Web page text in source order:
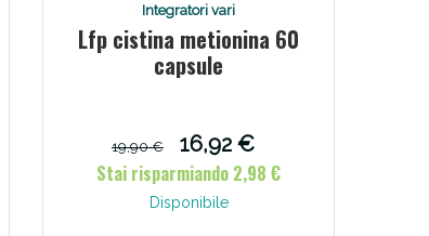
Integratori vari
Lfp cistina metionina 60
capsule
19,90 €
16,92 €
Stai risparmiando 2,98 €
Disponibile